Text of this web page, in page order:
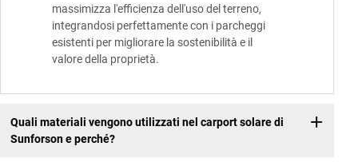
massimizza l'efficienza dell'uso del terreno,
integrandosi perfettamente con i parcheggi
esistenti per migliorare la sostenibilità e il
valore della proprietà.
Quali materiali vengono utilizzati nel carport solare di
Sunforson e perché?